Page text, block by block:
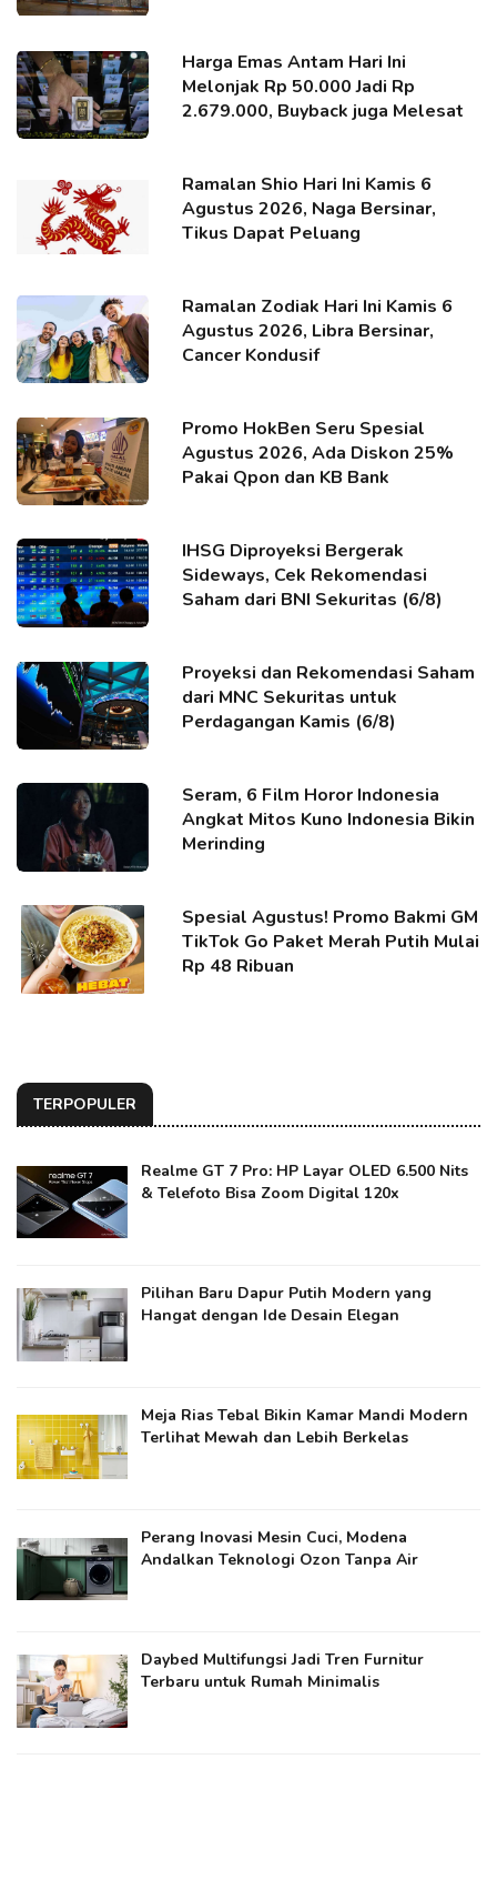
Harga Emas Antam Hari Ini
Melonjak Rp 50.000 Jadi Rp
2.679.000, Buyback juga Melesat
Ramalan Shio Hari Ini Kamis 6
Agustus 2026, Naga Bersinar,
Tikus Dapat Peluang
Ramalan Zodiak Hari Ini Kamis 6
Agustus 2026, Libra Bersinar,
Cancer Kondusif
Promo HokBen Seru Spesial
Agustus 2026, Ada Diskon 25%
Pakai Qpon dan KB Bank
IHSG Diproyeksi Bergerak
Sideways, Cek Rekomendasi
Saham dari BNI Sekuritas (6/8)
Proyeksi dan Rekomendasi Saham
dari MNC Sekuritas untuk
Perdagangan Kamis (6/8)
Seram, 6 Film Horor Indonesia
Angkat Mitos Kuno Indonesia Bikin
Merinding
Spesial Agustus! Promo Bakmi GM
TikTok Go Paket Merah Putih Mulai
Rp 48 Ribuan
TERPOPULER
Realme GT 7 Pro: HP Layar OLED 6.500 Nits
& Telefoto Bisa Zoom Digital 120x
Pilihan Baru Dapur Putih Modern yang
Hangat dengan Ide Desain Elegan
Meja Rias Tebal Bikin Kamar Mandi Modern
Terlihat Mewah dan Lebih Berkelas
Perang Inovasi Mesin Cuci, Modena
Andalkan Teknologi Ozon Tanpa Air
Daybed Multifungsi Jadi Tren Furnitur
Terbaru untuk Rumah Minimalis